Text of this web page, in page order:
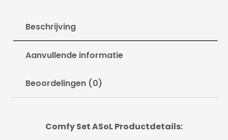
Beschrijving
Aanvullende informatie
Beoordelingen (0)
Comfy Set ASoL Productdetails: